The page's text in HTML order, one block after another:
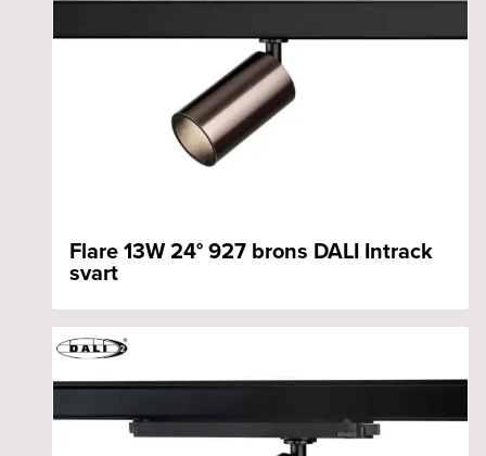
Flare 13W 24° 927 brons DALI Intrack
svart